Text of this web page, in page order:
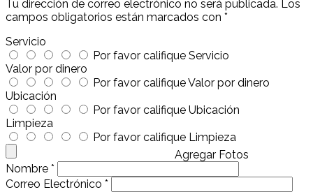
Tu dirección de correo electrónico no será publicada. Los
campos obligatorios están marcados con *
Servicio
Por favor califique Servicio
Valor por dinero
Por favor califique Valor por dinero
Ubicación
Por favor califique Ubicación
Limpieza
Por favor califique Limpieza
Agregar Fotos
Nombre *
Correo Electrónico *